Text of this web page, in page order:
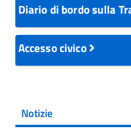
Diario di bordo sulla
Accesso civico
Notizie